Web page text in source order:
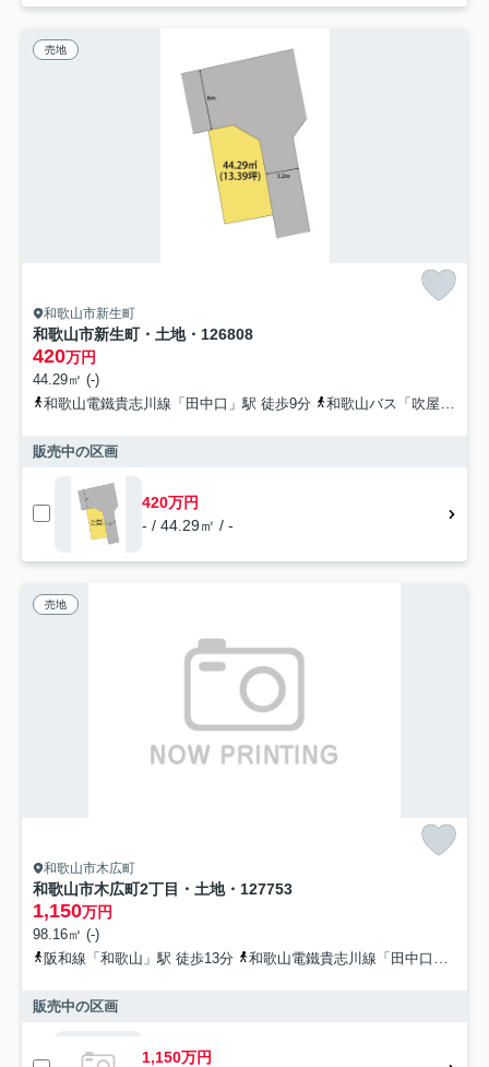
売地
和歌山市新生町
和歌山市新生町・土地・126808
420万円
44.29㎡ (-)
和歌山電鐵貴志川線「田中口」駅 徒歩9分
和歌山バス「吹屋町4丁目」バス停下車 徒歩4分
販売中の区画
420万円
- / 44.29㎡ / -
売地
和歌山市木広町
和歌山市木広町2丁目・土地・127753
1,150万円
98.16㎡ (-)
阪和線「和歌山」駅 徒歩13分
和歌山電鐵貴志川線「田中口」駅 徒歩12分
販売中の区画
1,150万円